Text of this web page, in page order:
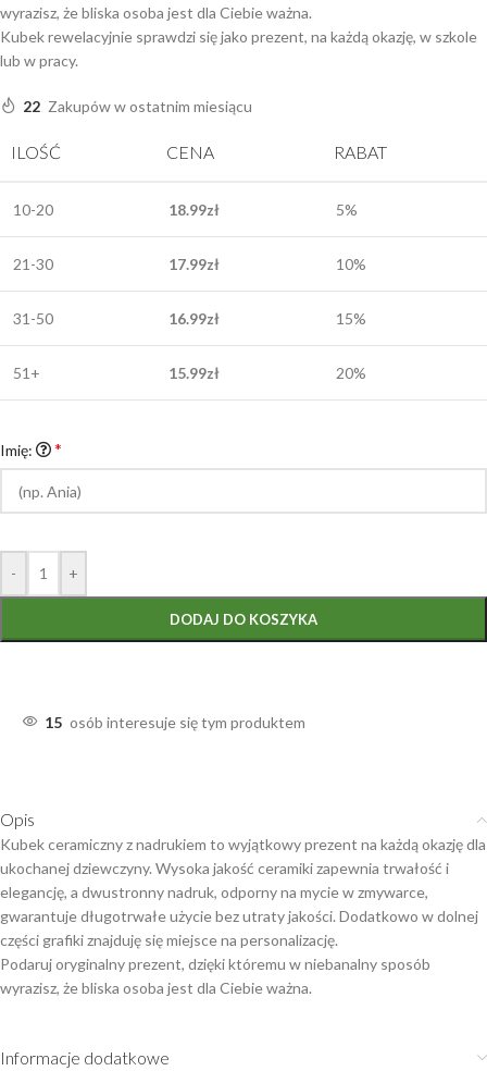
wyrazisz, że bliska osoba jest dla Ciebie ważna.
Kubek rewelacyjnie sprawdzi się jako prezent, na każdą okazję, w szkole
lub w pracy.
22 Zakupów w ostatnim miesiącu
ILOŚĆ CENA RABAT
10-20 18.99zł 5%
21-30 17.99zł 10%
31-50 16.99zł 15%
51+ 15.99zł 20%
Imię: *
- +
DODAJ DO KOSZYKA
15 osób interesuje się tym produktem
Opis
Kubek ceramiczny z nadrukiem to wyjątkowy prezent na każdą okazję dla
ukochanej dziewczyny. Wysoka jakość ceramiki zapewnia trwałość i
elegancję, a dwustronny nadruk, odporny na mycie w zmywarce,
gwarantuje długotrwałe użycie bez utraty jakości. Dodatkowo w dolnej
części grafiki znajduję się miejsce na personalizację.
Podaruj oryginalny prezent, dzięki któremu w niebanalny sposób
wyrazisz, że bliska osoba jest dla Ciebie ważna.
Informacje dodatkowe